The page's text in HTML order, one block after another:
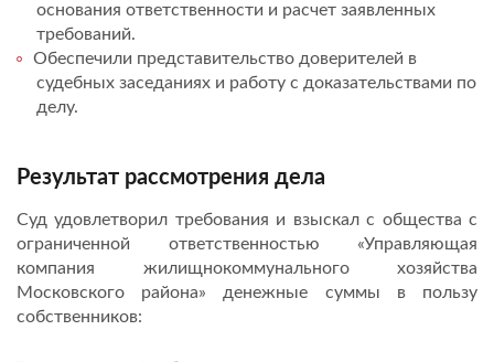
основания ответственности и расчет заявленных
требований.
Обеспечили представительство доверителей в
судебных заседаниях и работу с доказательствами по
делу.
Результат рассмотрения дела
Суд удовлетворил требования и взыскал с общества с
ограниченной ответственностью «Управляющая
компания жилищнокоммунального хозяйства
Московского района» денежные суммы в пользу
собственников: